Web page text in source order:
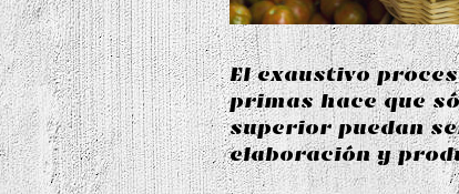
El exaustivo
primas hace que
superior puedan
elaboración y